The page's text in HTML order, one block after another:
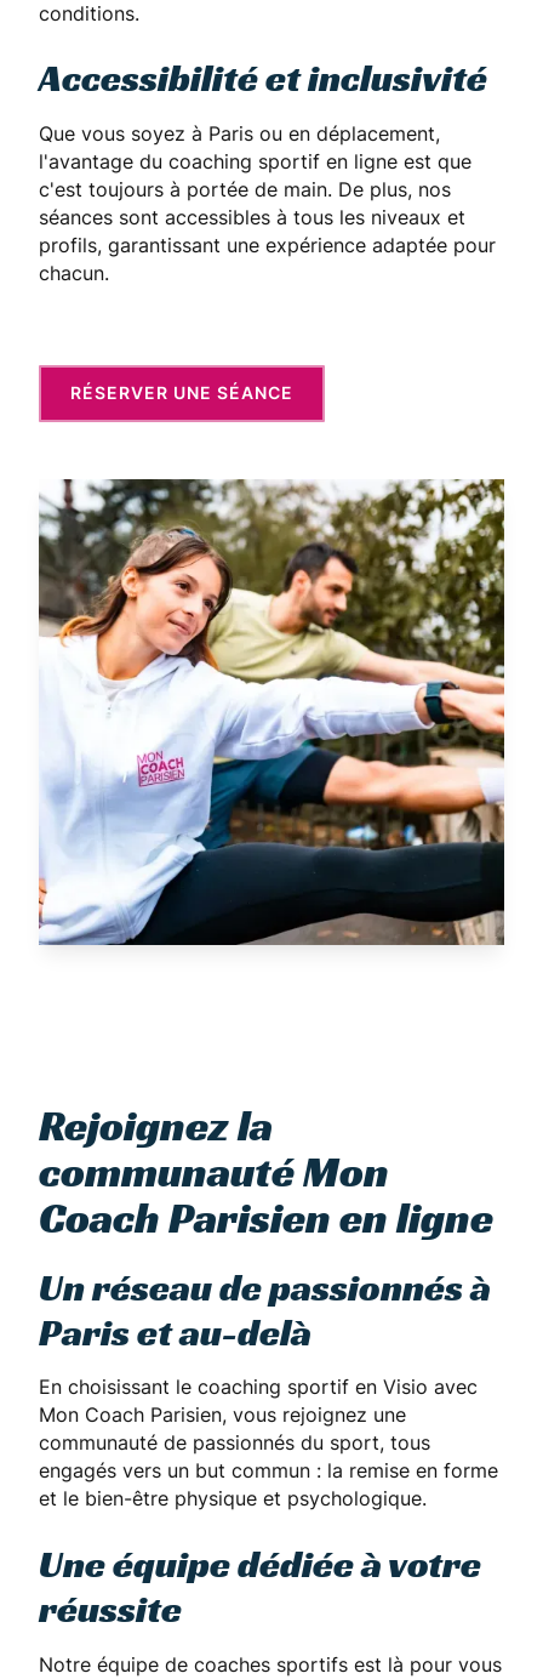
conditions.
Accessibilité et inclusivité
Que vous soyez à Paris ou en déplacement,
l'avantage du coaching sportif en ligne est que
c'est toujours à portée de main. De plus, nos
séances sont accessibles à tous les niveaux et
profils, garantissant une expérience adaptée pour
chacun.
RÉSERVER UNE SÉANCE
Rejoignez la
communauté Mon
Coach Parisien en ligne
Un réseau de passionnés à
Paris et au-delà
En choisissant le coaching sportif en Visio avec
Mon Coach Parisien, vous rejoignez une
communauté de passionnés du sport, tous
engagés vers un but commun : la remise en forme
et le bien-être physique et psychologique.
Une équipe dédiée à votre
réussite
Notre équipe de coaches sportifs est là pour vous